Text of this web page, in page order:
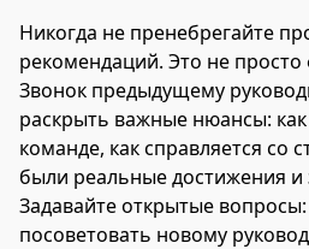
Никогда не пренебрегайте
рекомендаций. Это не
Звонок предыдущему
раскрыть важные нюансы:
команде, как справляется со
были реальные достижения и
Задавайте открытые
посоветовать новому